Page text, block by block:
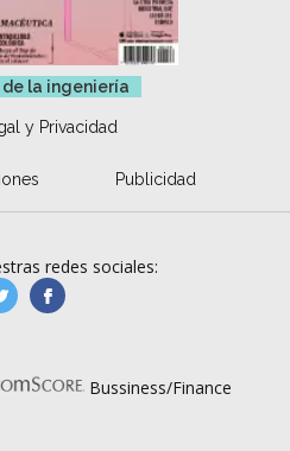
de la ingeniería
y Privacidad
Publicidad
redes sociales:
manufacturaGE
Bussiness/Finance